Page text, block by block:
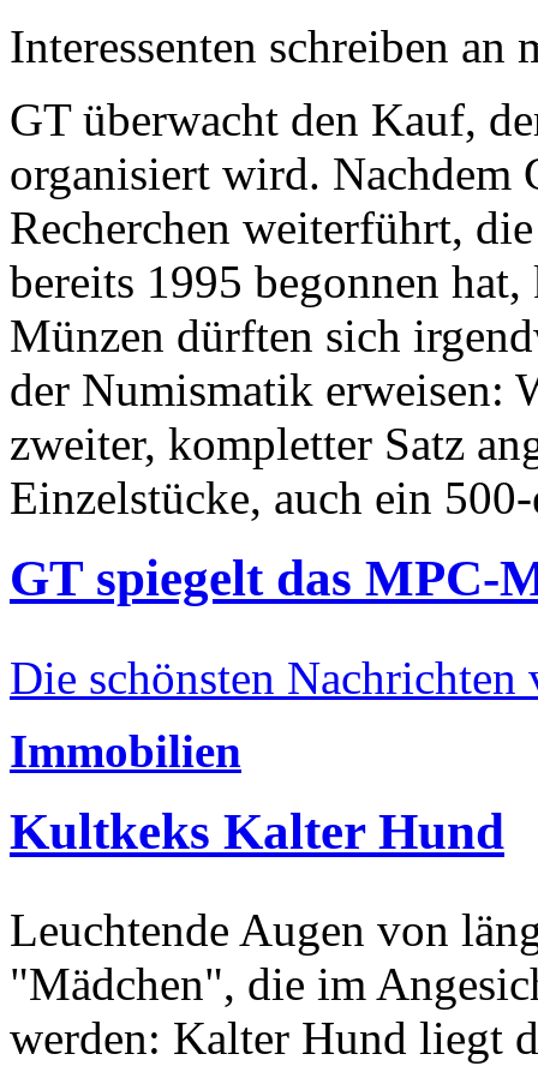
Interessenten schreiben
GT überwacht den Kauf,
organisiert wird. Nachdem
Recherchen weiterführt,
bereits 1995 begonnen
Münzen dürften sich
der Numismatik erweisen:
zweiter, kompletter Satz
Einzelstücke, auch ein
GT spiegelt das MPC-
Die schönsten Nachrichten
Immobilien
Kultkeks Kalter Hund
Leuchtende Augen von
"Mädchen", die im
werden: Kalter Hund liegt